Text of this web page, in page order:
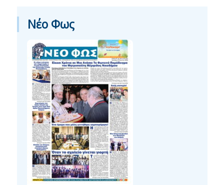
Νέο Φως